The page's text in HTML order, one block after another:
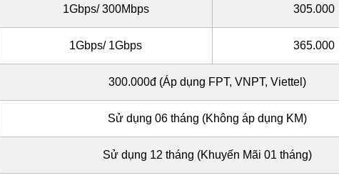
1Gbps/ 300Mbps 305.000
1Gbps/ 1Gbps 365.000
300.000đ (Áp dụng FPT, VNPT, Viettel)
Sử dụng 06 tháng (Không áp dụng KM)
Sử dụng 12 tháng (Khuyến Mãi 01 tháng)